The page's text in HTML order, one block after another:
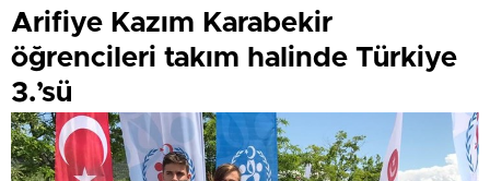
Arifiye Kazım Karabekir
öğrencileri takım halinde Türkiye
3.’sü